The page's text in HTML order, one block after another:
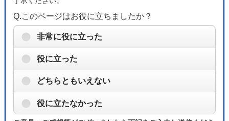
Q.このページはお役に立ちましたか？
非常に役に立った
役に立った
どちらともいえない
役に立たなかった